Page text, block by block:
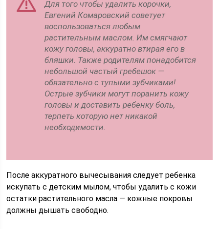
Для того чтобы удалить корочки,
Евгений Комаровский советует
воспользоваться любым
растительным маслом. Им смягчают
кожу головы, аккуратно втирая его в
бляшки. Также родителям понадобится
небольшой частый гребешок —
обязательно с тупыми зубчиками!
Острые зубчики могут поранить кожу
головы и доставить ребенку боль,
терпеть которую нет никакой
необходимости.
После аккуратного вычесывания следует ребенка
искупать с детским мылом, чтобы удалить с кожи
остатки растительного масла — кожные покровы
должны дышать свободно.